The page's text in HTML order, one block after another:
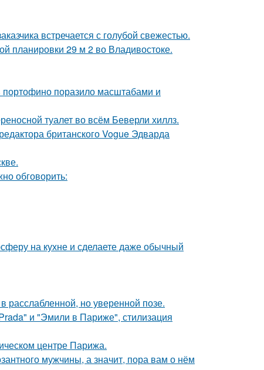
встречается с голубой свежестью.
планировки 29 м 2 во Владивостоке.
портофино поразило масштабами и
туалет во всём Беверли хиллз.
британского Vogue Эдварда
обговорить:
на кухне и сделаете даже обычный
но уверенной позе.
и "Эмили в Париже", стилизация
центре Парижа.
мужчины, а значит, пора вам о нём